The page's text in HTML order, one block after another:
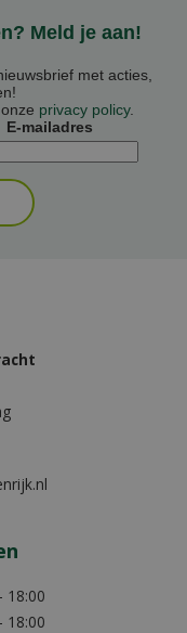
Meld je aan!
met acties,
privacy policy.
E-mailadres
18:00
18:00